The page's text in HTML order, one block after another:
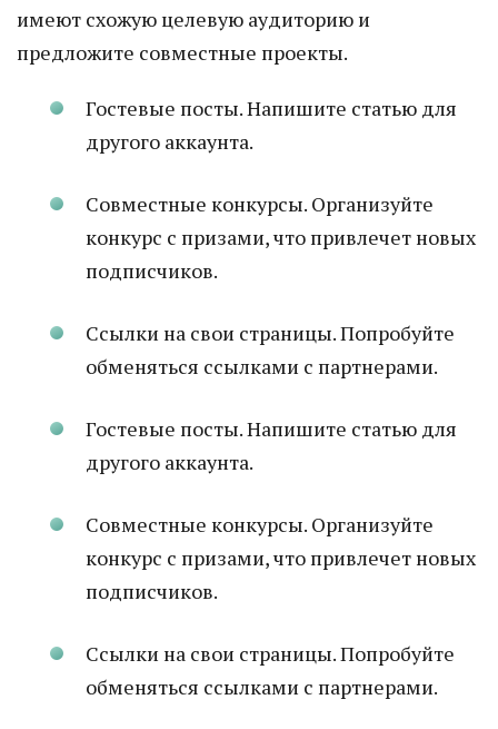
имеют схожую целевую аудиторию и
предложите совместные проекты.
Гостевые посты. Напишите статью для
другого аккаунта.
Совместные конкурсы. Организуйте
конкурс с призами, что привлечет новых
подписчиков.
Ссылки на свои страницы. Попробуйте
обменяться ссылками с партнерами.
Гостевые посты. Напишите статью для
другого аккаунта.
Совместные конкурсы. Организуйте
конкурс с призами, что привлечет новых
подписчиков.
Ссылки на свои страницы. Попробуйте
обменяться ссылками с партнерами.